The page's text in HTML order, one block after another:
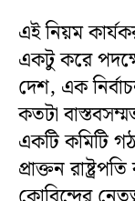
এই নিয়ম
একটু করে
দেশ, এক
কতটা
একটি কমিটি
প্রাক্তন